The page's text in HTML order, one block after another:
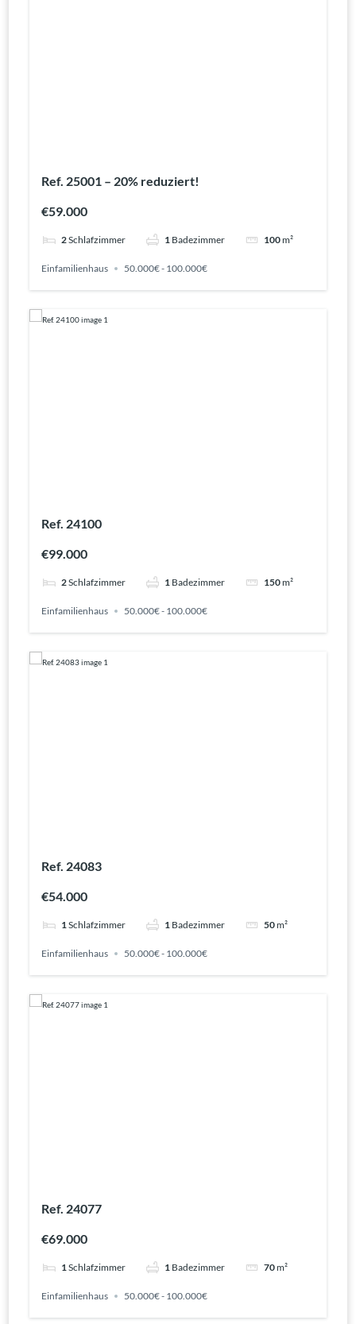
Ref. 25001 – 20% reduziert!
€59.000
2Schlafzimmer 1 Badezimmer 100m²
Einfamilienhaus 50.000€ - 100.000€
Ref. 24100
€99.000
2Schlafzimmer 1 Badezimmer 150m²
Einfamilienhaus 50.000€ - 100.000€
Ref. 24083
€54.000
1Schlafzimmer 1 Badezimmer 50m²
Einfamilienhaus 50.000€ - 100.000€
Ref. 24077
€69.000
1Schlafzimmer 1 Badezimmer 70m²
Einfamilienhaus 50.000€ - 100.000€